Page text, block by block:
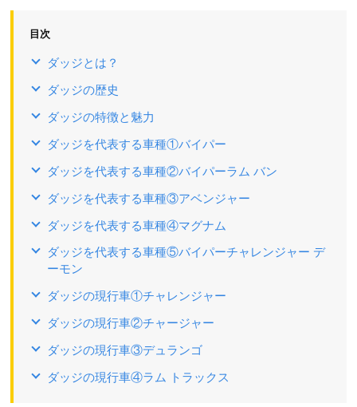
目次
ダッジとは？
ダッジの歴史
ダッジの特徴と魅力
ダッジを代表する車種①バイパー
ダッジを代表する車種②バイパーラム バン
ダッジを代表する車種③アベンジャー
ダッジを代表する車種④マグナム
ダッジを代表する車種⑤バイパーチャレンジャー デ
ーモン
ダッジの現行車①チャレンジャー
ダッジの現行車②チャージャー
ダッジの現行車③デュランゴ
ダッジの現行車④ラム トラックス